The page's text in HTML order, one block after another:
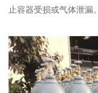
止容器受损或气体泄漏。